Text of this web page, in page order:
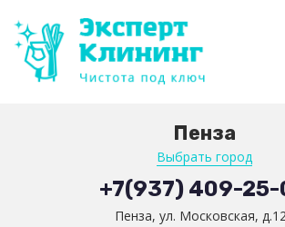
Пенза
Выбрать город
+7(937) 409-25-
Пенза, ул. Московская,